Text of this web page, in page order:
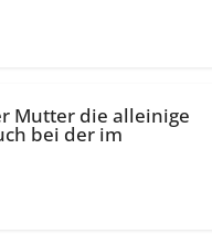
Mutter die alleinige
bei der im